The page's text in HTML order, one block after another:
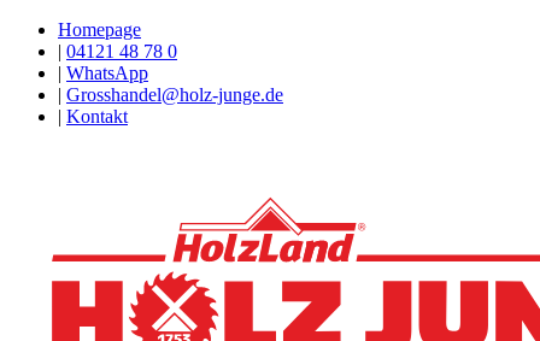
Homepage
| 04121 48 78 0
| WhatsApp
| Grosshandel@holz-junge.de
| Kontakt